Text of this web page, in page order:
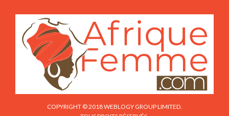
COPYRIGHT © 2018 WEBLOGY GROUP LIMITED.